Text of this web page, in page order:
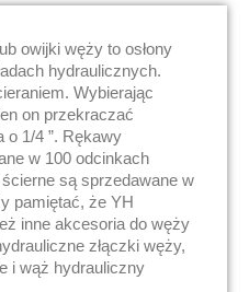
owijki węży to osłony
hydraulicznych.
Wybierając
on przekraczać
o 1/4 ”. Rękawy
w 100 odcinkach
są sprzedawane w
pamiętać, że YH
inne akcesoria do węży
złączki węży,
i wąż hydrauliczny